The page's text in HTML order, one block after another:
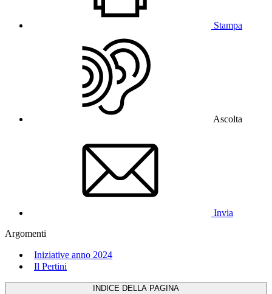
Stampa
Ascolta
Invia
Argomenti
Iniziative anno 2024
Il Pertini
INDICE DELLA PAGINA